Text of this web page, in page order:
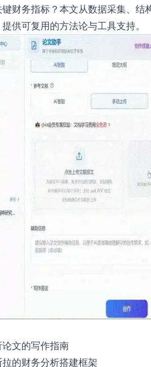
财务指标？本文从数据采集、结
供可复用的方法论与工具支持。
文的写作指南
的财务分析搭建框架